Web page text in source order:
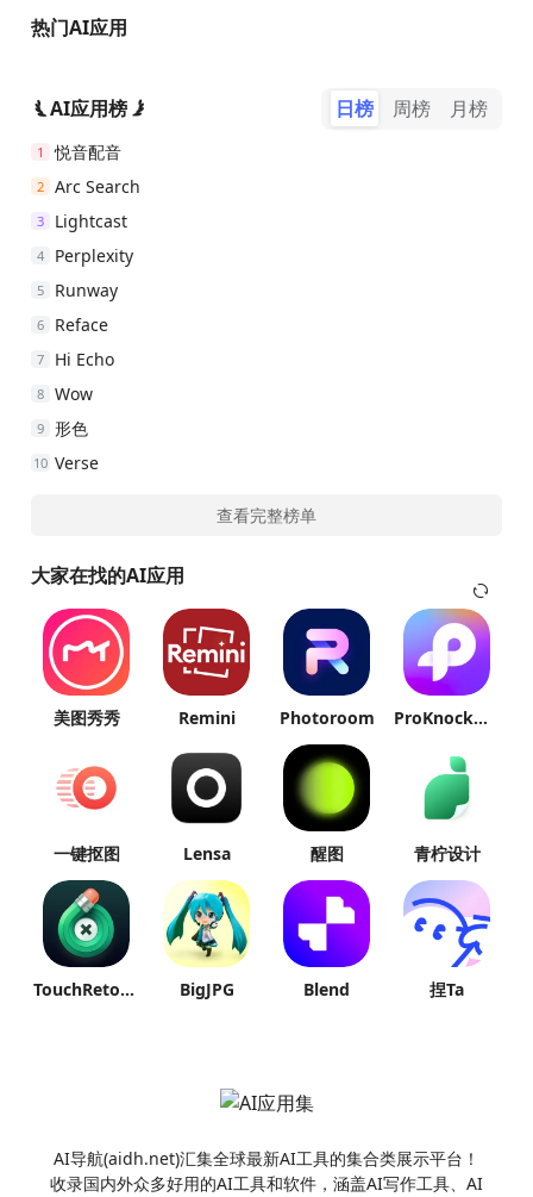
热门AI应用
AI应用榜 日榜 周榜 月榜
1 悦音配音
2 Arc Search
3 Lightcast
4 Perplexity
5 Runway
6 Reface
7 Hi Echo
8 Wow
9 形色
10 Verse
查看完整榜单
大家在找的AI应用
美图秀秀 Remini Photoroom ProKnockOut
一键抠图 Lensa 醒图 青柠设计
TouchRetouch BigJPG Blend 捏Ta
AI导航(aidh.net)汇集全球最新AI工具的集合类展示平台！
收录国内外众多好用的AI工具和软件，涵盖AI写作工具、AI